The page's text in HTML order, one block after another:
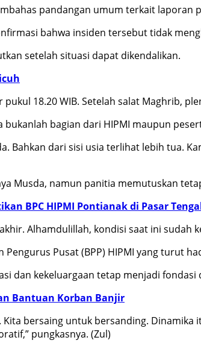
pandangan umum terkait laporan
bahwa insiden tersebut tidak
setelah situasi dapat dikendalikan.
18.20 WIB. Setelah salat Maghrib,
bagian dari HIPMI maupun
Bahkan dari sisi usia terlihat lebih tua.
Musda, namun panitia memutuskan
BPC HIPMI Pontianak di Pasar
Alhamdulillah, kondisi saat ini sudah
Pusat (BPP) HIPMI yang turut
dan kekeluargaan tetap menjadi fondasi
Bantuan Korban Banjir
bersaing untuk bersanding.
pungkasnya. (Zul)